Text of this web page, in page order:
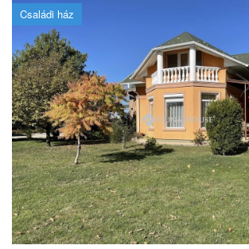
Családi ház